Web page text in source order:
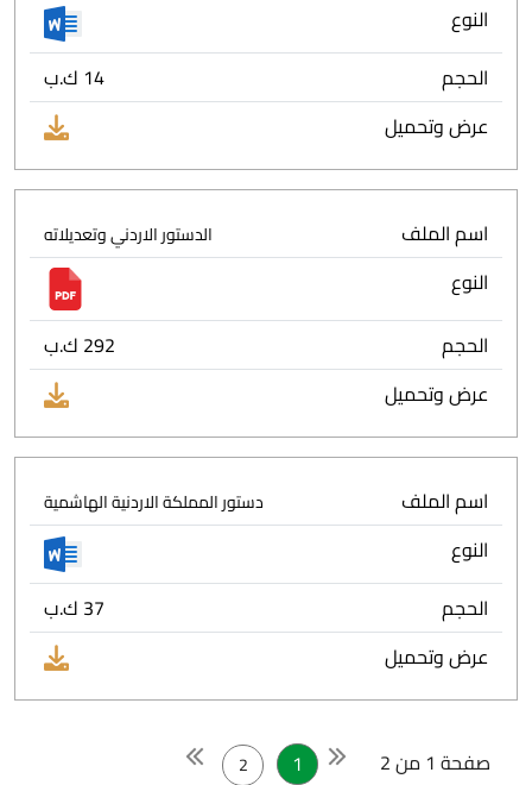
النوع
الحجم
14 ك.ب
عرض وتحميل
اسم الملف الدستور الاردني وتعديلاته
النوع
الحجم
292 ك.ب
عرض وتحميل
اسم الملف دستور المملكة الاردنية الهاشمية
النوع
الحجم
37 ك.ب
عرض وتحميل
صفحة 1 من 2 1
2